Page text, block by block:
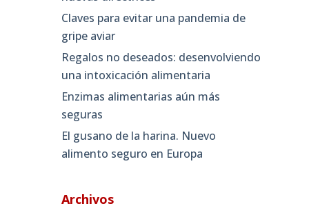
Claves para evitar una pandemia de
gripe aviar
Regalos no deseados: desenvolviendo
una intoxicación alimentaria
Enzimas alimentarias aún más
seguras
El gusano de la harina. Nuevo
alimento seguro en Europa
Archivos